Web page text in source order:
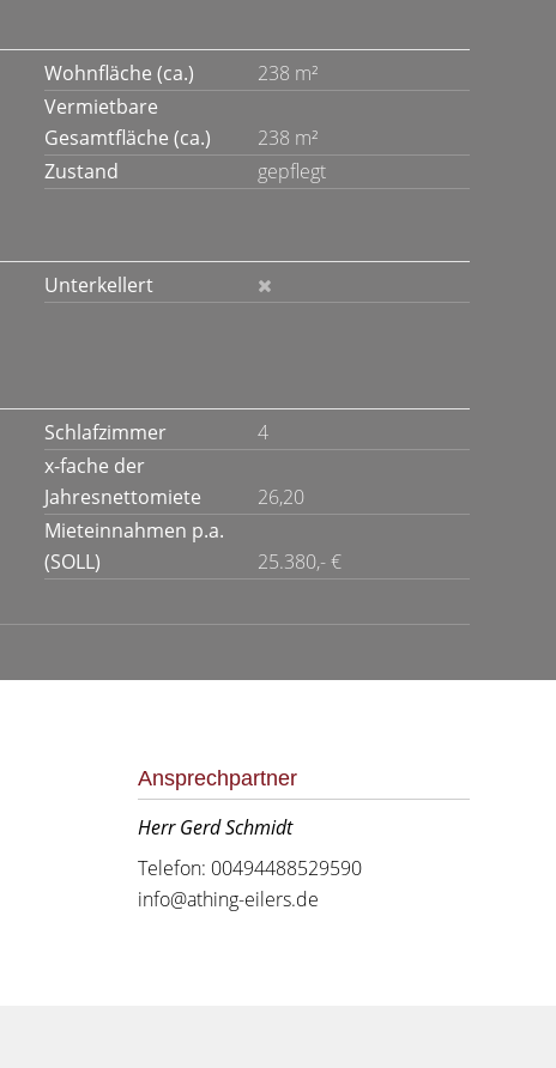
Wohnfläche (ca.) 238 m²
Vermietbare
Gesamtfläche (ca.)
238 m²
Zustand gepflegt
Unterkellert
Schlafzimmer 4
x-fache der
Jahresnettomiete
26,20
Mieteinnahmen p.a.
(SOLL)
25.380,- €
Ansprechpartner
Herr Gerd Schmidt
Telefon: 00494488529590
info@athing-eilers.de